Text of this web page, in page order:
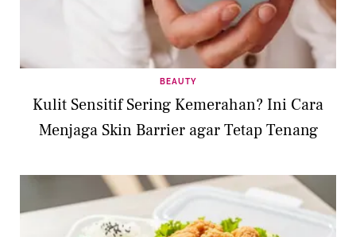
BEAUTY
Kulit Sensitif Sering Kemerahan? Ini Cara
Menjaga Skin Barrier agar Tetap Tenang